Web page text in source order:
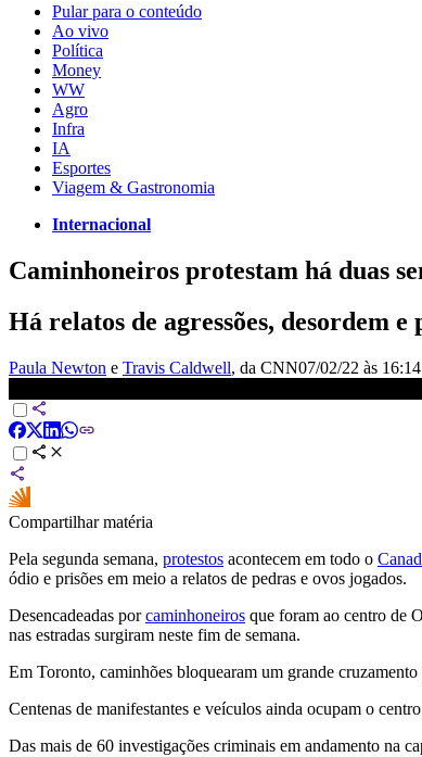
Pular para o conteúdo
Ao vivo
Política
Money
WW
Agro
Infra
IA
Esportes
Viagem & Gastronomia
Internacional
Caminhoneiros protestam há duas
Há relatos de agressões, desordem
Paula Newton e Travis Caldwell, da CNN07/02/22 às 16:14
Compartilhar matéria
Pela segunda semana, protestos acontecem em todo o
ódio e prisões em meio a relatos de pedras e ovos jogados.
Desencadeadas porcaminhoneiros que foram ao centro de
nas estradas surgiram neste fim de semana.
Em Toronto, caminhões bloquearam um grande
Centenas de manifestantes e veículos ainda ocupam o
Das mais de 60 investigações criminais em andamento na